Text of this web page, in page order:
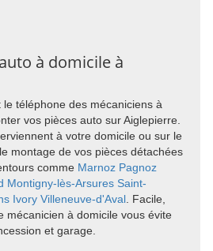
à domicile à
téléphone des mécaniciens à
vos pièces auto sur Aiglepierre.
à votre domicile ou sur le
montage de vos pièces détachées
comme Marnoz Pagnoz
Montigny-lès-Arsures Saint-
Ivory Villeneuve-d'Aval. Facile,
mécanicien à domicile vous évite
et garage.